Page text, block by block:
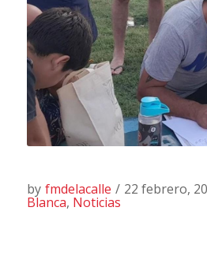
by fmdelacalle / 22 febrero,
Blanca, Noticias